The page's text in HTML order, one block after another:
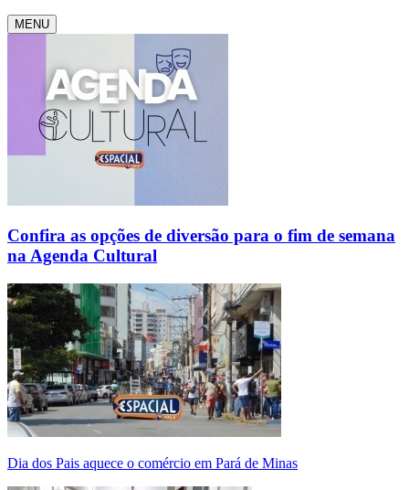
MENU
Confira as opções de diversão para o fim de semana
na Agenda Cultural
Dia dos Pais aquece o comércio em Pará de Minas